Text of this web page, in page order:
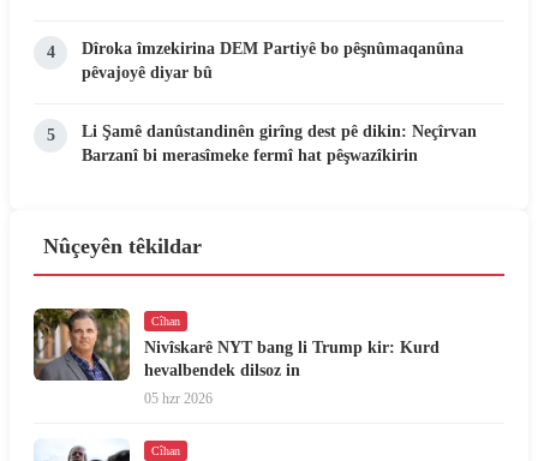
4
Dîroka îmzekirina DEM Partiyê bo pêşnûmaqanûna
pêvajoyê diyar bû
5
Li Şamê danûstandinên girîng dest pê dikin: Neçîrvan
Barzanî bi merasîmeke fermî hat pêşwazîkirin
Nûçeyên têkildar
Cîhan
Nivîskarê NYT bang li Trump kir: Kurd
hevalbendek dilsoz in
05 hzr 2026
Cîhan